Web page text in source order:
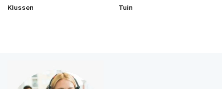
Klussen Tuin